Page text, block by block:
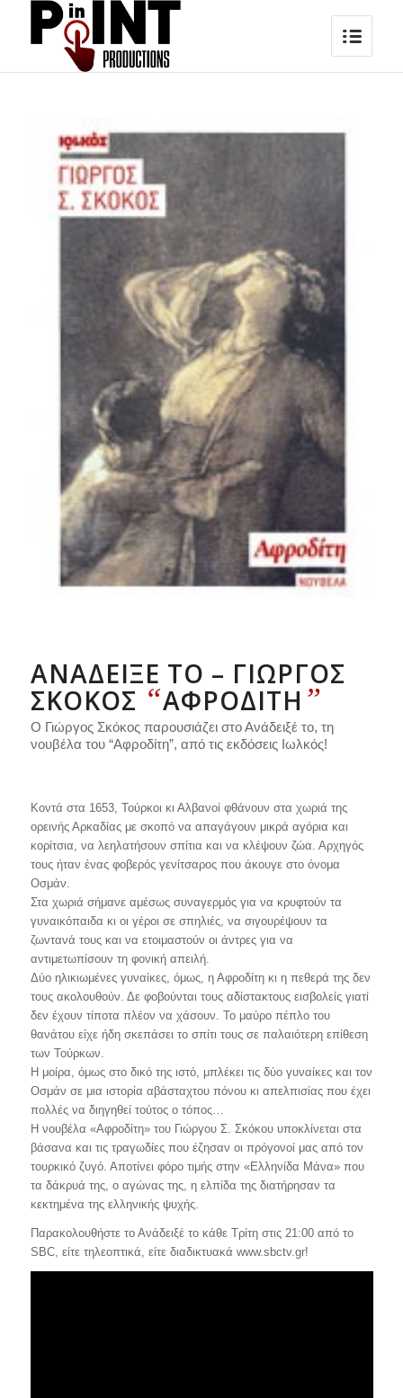
ΑΝΆΔΕΙΞΈ ΤΟ – ΓΙΏΡΓΟΣ
ΣΚΌΚΟΣ “ΑΦΡΟΔΊΤΗ ”
Ο Γιώργος Σκόκος παρουσιάζει στο Ανάδειξέ το, τη
νουβέλα του “Αφροδίτη”, από τις εκδόσεις Ιωλκός!
Κοντά στα 1653, Τούρκοι κι Αλβανοί φθάνουν στα χωριά της
ορεινής Αρκαδίας με σκοπό να απαγάγουν μικρά αγόρια και
κορίτσια, να λεηλατήσουν σπίτια και να κλέψουν ζώα. Αρχηγός
τους ήταν ένας φοβερός γενίτσαρος που άκουγε στο όνομα
Οσμάν.
Στα χωριά σήμανε αμέσως συναγερμός για να κρυφτούν τα
γυναικόπαιδα κι οι γέροι σε σπηλιές, να σιγουρέψουν τα
ζωντανά τους και να ετοιμαστούν οι άντρες για να
αντιμετωπίσουν τη φονική απειλή.
Δύο ηλικιωμένες γυναίκες, όμως, η Αφροδίτη κι η πεθερά της δεν
τους ακολουθούν. Δε φοβούνται τους αδίστακτους εισβολείς γιατί
δεν έχουν τίποτα πλέον να χάσουν. Το μαύρο πέπλο του
θανάτου είχε ήδη σκεπάσει το σπίτι τους σε παλαιότερη επίθεση
των Τούρκων.
Η μοίρα, όμως στο δικό της ιστό, μπλέκει τις δύο γυναίκες και τον
Οσμάν σε μια ιστορία αβάσταχτου πόνου κι απελπισίας που έχει
πολλές να διηγηθεί τούτος ο τόπος…
Η νουβέλα «Αφροδίτη» του Γιώργου Σ. Σκόκου υποκλίνεται στα
βάσανα και τις τραγωδίες που έζησαν οι πρόγονοί μας από τον
τουρκικό ζυγό. Αποτίνει φόρο τιμής στην «Ελληνίδα Μάνα» που
τα δάκρυά της, ο αγώνας της, η ελπίδα της διατήρησαν τα
κεκτημένα της ελληνικής ψυχής.
Παρακολουθήστε το Ανάδειξέ το κάθε Τρίτη στις 21:00 από το
SBC, είτε τηλεοπτικά, είτε διαδικτυακά www.sbctv.gr!